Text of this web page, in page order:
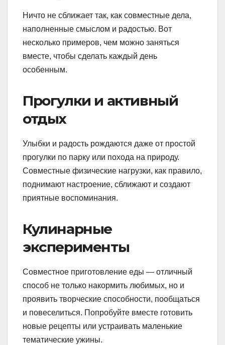
Ничто не сближает так, как совместные дела,
наполненные смыслом и радостью. Вот
несколько примеров, чем можно заняться
вместе, чтобы сделать каждый день
особенным.
Прогулки и активный
отдых
Улыбки и радость рождаются даже от простой
прогулки по парку или похода на природу.
Совместные физические нагрузки, как правило,
поднимают настроение, сближают и создают
приятные воспоминания.
Кулинарные
эксперименты
Совместное приготовление еды — отличный
способ не только накормить любимых, но и
проявить творческие способности, пообщаться
и повеселиться. Попробуйте вместе готовить
новые рецепты или устраивать маленькие
тематические ужины.